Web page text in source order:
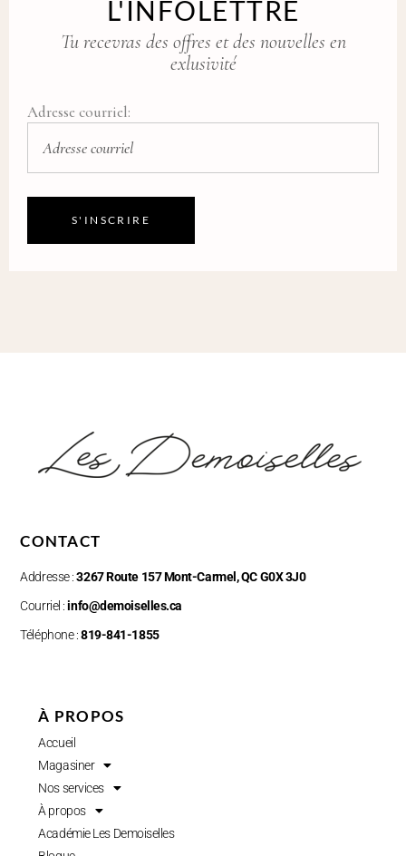
L'INFOLETTRE
Tu recevras des offres et des nouvelles en
exlusivité
Adresse courriel:
CONTACT
Addresse :3267 Route 157 Mont-Carmel, QC G0X 3J0
Courriel :info@demoiselles.ca
Téléphone :819-841-1855
À PROPOS
Accueil
Magasiner
Nos services
À propos
Académie Les Demoiselles